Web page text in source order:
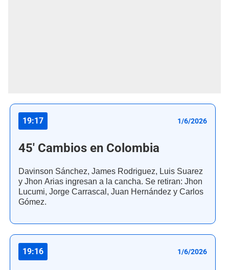
19:17 1/6/2026
45' Cambios en Colombia
Davinson Sánchez, James Rodriguez, Luis Suarez
y Jhon Arias ingresan a la cancha. Se retiran: Jhon
Lucumi, Jorge Carrascal, Juan Hernández y Carlos
Gómez.
19:16 1/6/2026